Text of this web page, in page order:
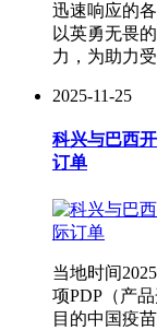
迅速响应的
以英勇无畏
力，为助力
2025-11-25
科兴与巴西
订单
当地时间
项PDP（产
目的中国疫